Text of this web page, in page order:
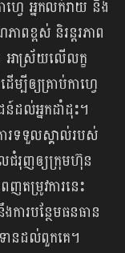
វេ អ្នកលក់រាយ និង
ាពខ្ពស់ និរន្តរភាព
អាស្រ័យលើលក្ខ
បីឲ្យគ្រាប់កាហ្វេ
ដល់អ្នកដាំដុះ។
ារទទួលស្គាល់របស់
ជំរុញឲ្យក្រុមហ៊ុន
តម្រូវការនេះ
ារបន្ថែមធនធាន
ានដល់ពួកគេ។